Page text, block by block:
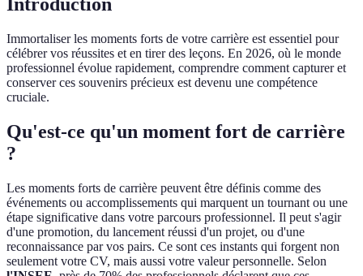
Introduction
Immortaliser les moments forts de votre carrière est essentiel pour
célébrer vos réussites et en tirer des leçons. En 2026, où le monde
professionnel évolue rapidement, comprendre comment capturer et
conserver ces souvenirs précieux est devenu une compétence
cruciale.
Qu'est-ce qu'un moment fort de carrière
?
Les moments forts de carrière peuvent être définis comme des
événements ou accomplissements qui marquent un tournant ou une
étape significative dans votre parcours professionnel. Il peut s'agir
d'une promotion, du lancement réussi d'un projet, ou d'une
reconnaissance par vos pairs. Ce sont ces instants qui forgent non
seulement votre CV, mais aussi votre valeur personnelle. Selon